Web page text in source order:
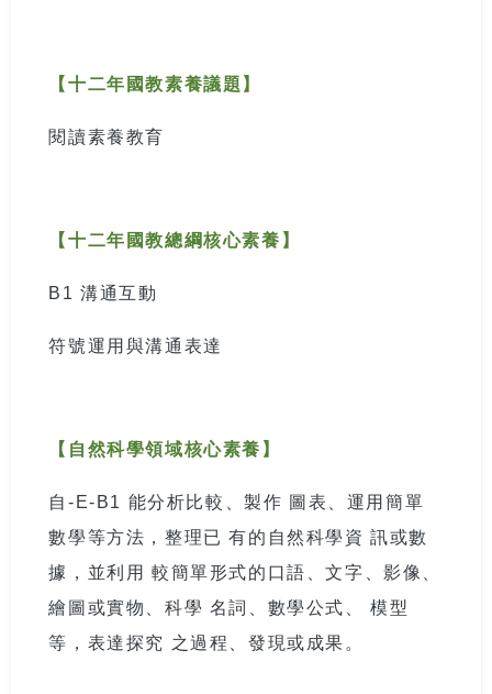
【十二年國教素養議題】
閱讀素養教育
【十二年國教總綱核心素養】
B1溝通互動
符號運用與溝通表達
【自然科學領域核心素養】
自 -E-B1 能分析比較、製作 圖表、運用簡單
數學等方法，整理已 有的自然科學資 訊或數
據，並利用 較簡單形式的口語、文字、影像、
繪圖或實物、科學 名詞、數學公式、 模型
等，表達探究 之過程、發現或成果。